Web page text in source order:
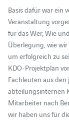
Basis dafür war ein
Veranstaltung
für das Wer, Wie
Überlegung, wie
um erfolgreich zu
KDO-Projektplan
Fachleuten aus
abteilungsinternen
Mitarbeiter nach
wir haben uns für